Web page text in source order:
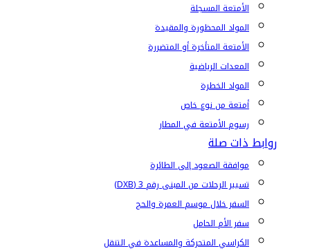
الأمتعة المسجلة
المواد المحظورة والمقيدة
الأمتعة المتأخرة أو المتضررة
المعدات الرياضية
المواد الخطرة
أمتعة من نوع خاص
رسوم الأمتعة في المطار
روابط ذات صلة
موافقة الصعود إلى الطائرة
تسيير الرحلات من المبنى رقم 3 (DXB)
السفر خلال موسم العمرة والحج
سفر الأم الحامل
الكراسي المتحركة والمساعدة في التنقل